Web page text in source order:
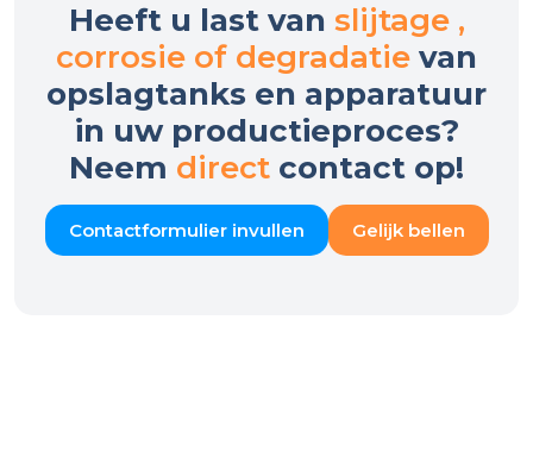
Heeft u last van slijtage ,
corrosie of degradatie van
opslagtanks en apparatuur
in uw productieproces?
Neem direct contact op!
Contactformulier invullen Gelijk bellen